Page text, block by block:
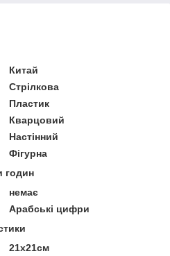
Китай
Стрілкова
Пластик
Кварцовий
Настінний
Фігурна
годин
немає
Арабські цифри
21х21см